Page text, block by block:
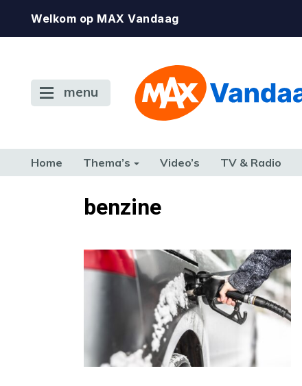
Welkom op MAX Vandaag
menu
Home Thema’s Video’s TV & Radio
TERUG NAAR TOENbenzine